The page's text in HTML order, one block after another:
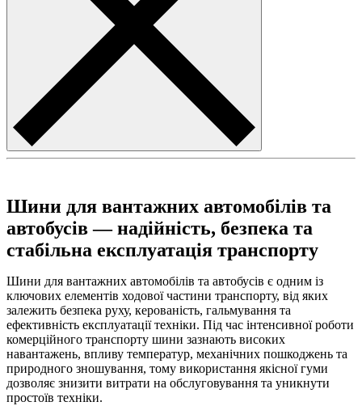
Шини для вантажних автомобілів та
автобусів — надійність, безпека та
стабільна експлуатація транспорту
Шини для вантажних автомобілів та автобусів є одним із
ключових елементів ходової частини транспорту, від яких
залежить безпека руху, керованість, гальмування та
ефективність експлуатації техніки. Під час інтенсивної роботи
комерційного транспорту шини зазнають високих
навантажень, впливу температур, механічних пошкоджень та
природного зношування, тому використання якісної гуми
дозволяє знизити витрати на обслуговування та уникнути
простоїв техніки.